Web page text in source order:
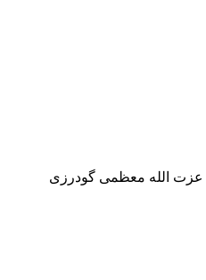
عزت الله معظمی گودرزی